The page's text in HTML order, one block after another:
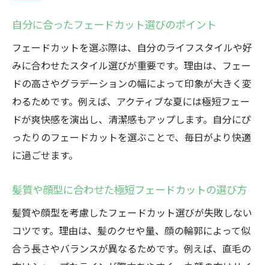
自分に合ったフェードカット選びのポイント
フェードカットを選ぶ際は、自分のライフスタイルや好
みに合わせたスタイル選びが重要です。理由は、フェー
ドの高さやグラデーションの幅によって印象が大きく変
わるためです。例えば、アクティブな夏には極短フェー
ドが爽快感を演出し、清潔感もアップします。自分にぴ
ったりのフェードカットを選ぶことで、毎日がより快適
に過ごせます。
髪質や顔型に合わせた極短フェードカットの選び方
髪質や顔型を考慮したフェードカット選びが失敗しない
コツです。理由は、髪のクセや量、顔の輪郭によって似
合う長さやバランスが異なるためです。例えば、直毛の